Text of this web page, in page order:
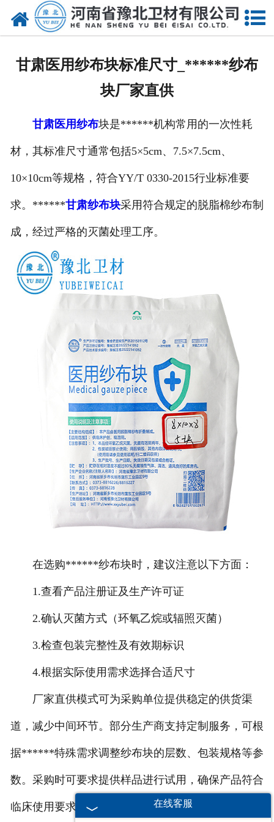
网站首页
厂房设备
人才招聘
甘肃医用纱布块标准尺寸_******纱布
块厂家直供
甘肃医用纱布块是******机构常用的一次性耗
材，其标准尺寸通常包括5×5cm、7.5×7.5cm、
10×10cm等规格，符合YY/T 0330-2015行业标准要
求。******甘肃纱布块采用符合规定的脱脂棉纱布制
成，经过严格的灭菌处理工序。
在选购******纱布块时，建议注意以下方面：
1.查看产品注册证及生产许可证
2.确认灭菌方式（环氧乙烷或辐照灭菌）
3.检查包装完整性及有效期标识
4.根据实际使用需求选择合适尺寸
厂家直供模式可为采购单位提供稳定的供货渠
道，减少中间环节。部分生产商支持定制服务，可根
据******特殊需求调整纱布块的层数、包装规格等参
数。采购时可要求提供样品进行试用，确保产品符合
临床使用要求。 在线客服